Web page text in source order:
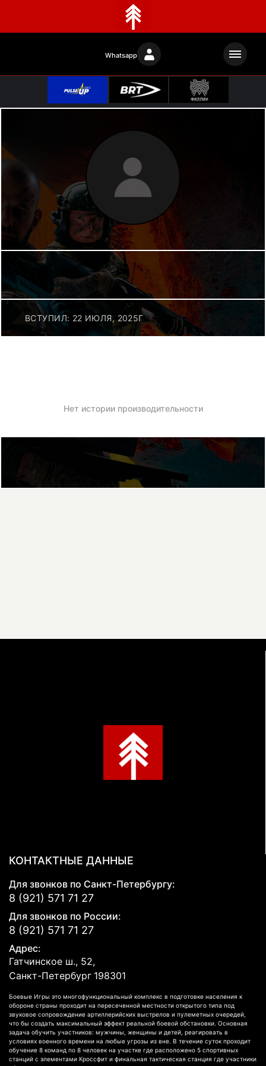
Whatsapp
ВСТУПИЛ: 22 ИЮЛЯ, 2025Г
Нет истории производительности
КОНТАКТНЫЕ ДАННЫЕ
Для звонков по Санкт-Петербургу:
8 (921) 571 71 27
Для звонков по России:
8 (921) 571 71 27
Адрес:
Гатчинское ш., 52,
Санкт-Петербург 198301
Боевые Игры это многофункциональный комплекс в подготовке населения к
обороне страны проходит на пересеченной местности открытого типа под
звуковое сопровождение артиллерийских выстрелов и пулеметных очередей,
что бы создать максимальный эффект реальной боевой обстановки. Основная
задача обучить участников: мужчины, женщины и детей, реагировать в
условиях военного времени на любые угрозы из вне. В течение суток проходит
обучение 8 команд по 8 человек на участке где расположено 5 спортивных
станций с элементами Кроссфит и финальная тактическая станция где участники